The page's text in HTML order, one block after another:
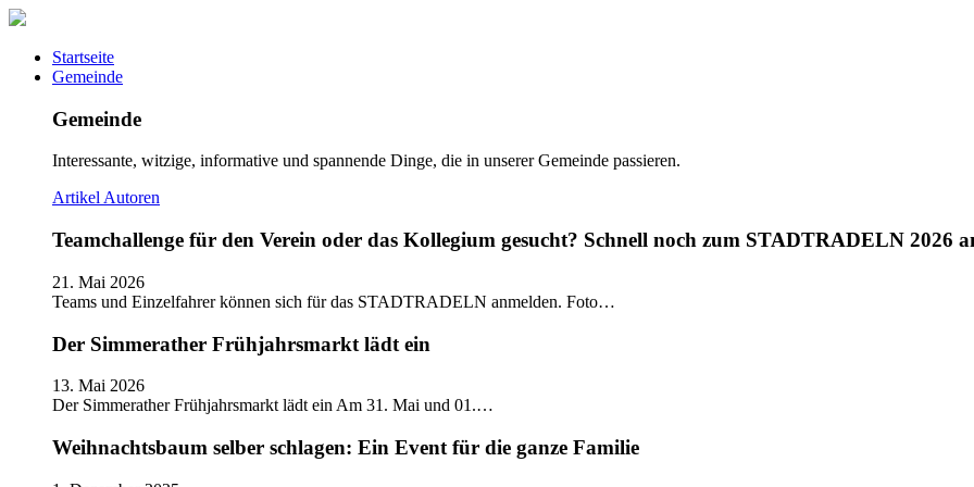
Startseite
Gemeinde
Gemeinde
Interessante, witzige, informative und spannende Dinge, die in unserer Gemeinde passieren.
ArtikelAutoren
Teamchallenge für den Verein oder das Kollegium gesucht? Schnell noch zum STADTRADELN 2026
21. Mai 2026
Teams und Einzelfahrer können sich für das STADTRADELN anmelden. Foto…
Der Simmerather Frühjahrsmarkt lädt ein
13. Mai 2026
Der Simmerather Frühjahrsmarkt lädt ein Am 31. Mai und 01.…
Weihnachtsbaum selber schlagen: Ein Event für die ganze Familie